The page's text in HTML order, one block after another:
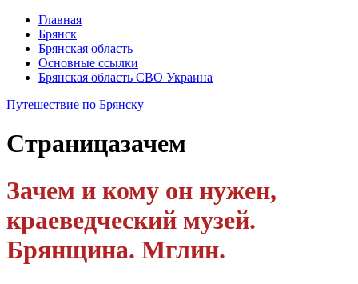
Главная
Брянск
Брянская область
Основные ссылки
Брянская область СВО Украина
Путешествие по Брянску
Страницазачем
Зачем и кому он нужен,
краеведческий музей.
Брянщина. Мглин.